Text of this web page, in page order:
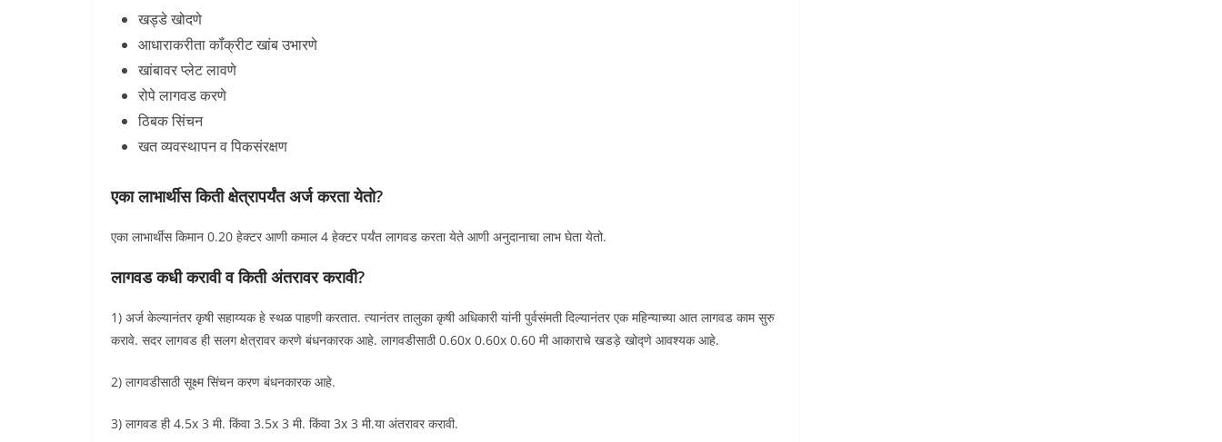
खड्डे खोदणे
आधाराकरीता कॉंक्रीट खांब उभारणे
खांबावर प्लेट लावणे
रोपे लागवड करणे
ठिबक सिंचन
खत व्यवस्थापन व पिकसंरक्षण
एका लाभार्थीस किती क्षेत्रापर्यंत अर्ज करता येतो?
एका लाभार्थीस किमान 0.20 हेक्टर आणी कमाल 4 हेक्टर पर्यंत लागवड करता येते आणी अनुदानाचा लाभ घेता येतो.
लागवड कधी करावी व किती अंतरावर करावी?
1) अर्ज केल्यानंतर कृषी सहाय्यक हे स्थळ पाहणी करतात. त्यानंतर तालुका कृषी अधिकारी यांनी पुर्वसंमती दिल्यानंतर एक महिन्याच्या आत लागवड काम सुरु
करावे. सदर लागवड ही सलग क्षेत्रावर करणे बंधनकारक आहे. लागवडीसाठी 0.60x 0.60x 0.60 मी आकाराचे खडड़े खोद्णे आवश्यक आहे.
2) लागवडीसाठी सूक्ष्म सिंचन करण बंधनकारक आहे.
3) लागवड ही 4.5x 3 मी. किंवा 3.5x 3 मी. किंवा 3x 3 मी.या अंतरावर करावी.